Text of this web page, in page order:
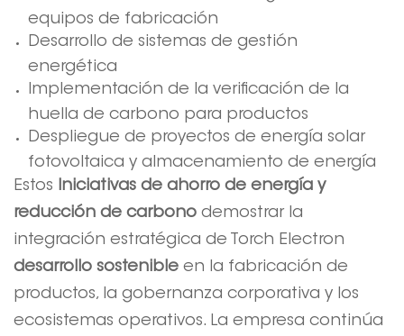
equipos de fabricación
Desarrollo de sistemas de gestión
energética
Implementación de la verificación de la
huella de carbono para productos
Despliegue de proyectos de energía solar
fotovoltaica y almacenamiento de energía
Estos Iniciativas de ahorro de energía y
reducción de carbono demostrar la
integración estratégica de Torch Electron
desarrollo sostenible en la fabricación de
productos, la gobernanza corporativa y los
ecosistemas operativos. La empresa continúa